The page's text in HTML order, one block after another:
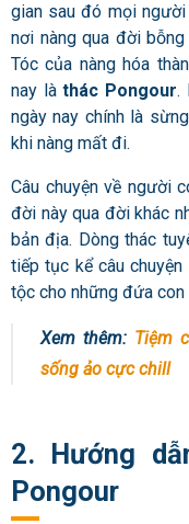
gian sau đó mọi
nơi nàng qua đời
Tóc của nàng hóa
nay làthác Pongour.
ngày nay chính là
khi nàng mất đi.
Câu chuyện về người
đời này qua đời khác
bản địa. Dòng thác
tiếp tục kể câu
tộc cho những đứa con
Xem thêm: Tiệm
sống ảo cực chill
2. Hướng
Pongour